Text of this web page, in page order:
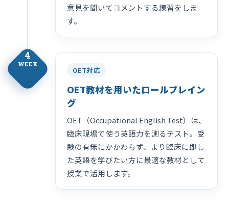
意見を聞いてコメントする練習をしま
す。
4
WEEK
OET対応
OET教材を用いたロールプレイン
グ
OET（Occupational English Test）は、
臨床現場で使う英語力を測るテスト。受
験の有無にかかわらず、より臨床に即し
た英語を学びたい方に最適な教材として
授業で活用します。